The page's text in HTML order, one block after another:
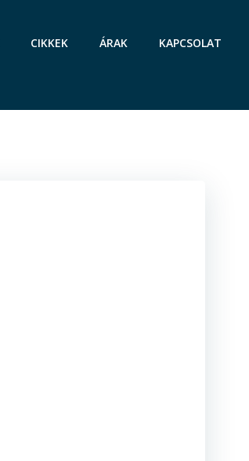
CIKKEK ÁRAK KAPCSOLAT